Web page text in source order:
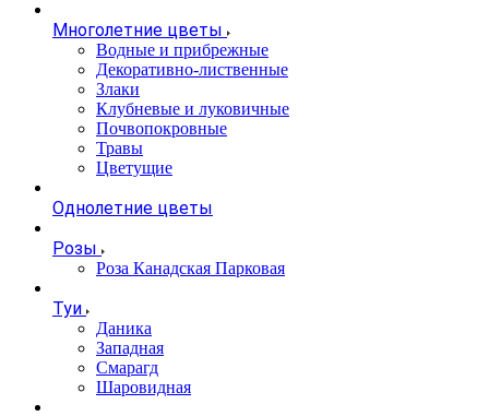
Многолетние цветы
Водные и прибрежные
Декоративно-лиственные
Злаки
Клубневые и луковичные
Почвопокровные
Травы
Цветущие
Однолетние цветы
Розы
Роза Канадская Парковая
Туи
Даника
Западная
Смарагд
Шаровидная